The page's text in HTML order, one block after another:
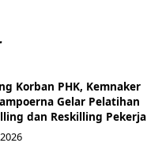
Korban PHK, Kemnaker
Gelar Pelatihan
dan Reskilling Pekerja